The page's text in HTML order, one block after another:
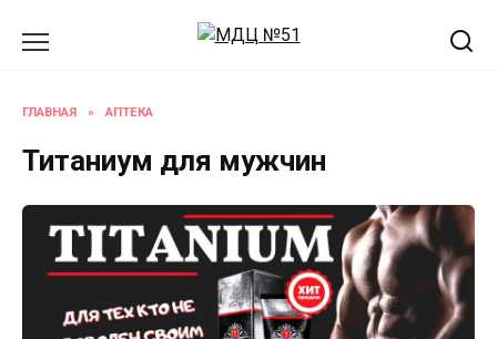
ГЛАВНАЯ » АПТЕКА
Титаниум для мужчин